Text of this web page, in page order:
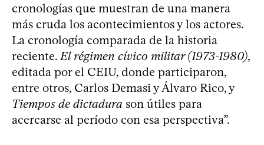
cronologías que muestran de una manera
más cruda los acontecimientos y los actores.
La cronología comparada de la historia
reciente. El régimen cívico militar (1973-1980),
editada por el CEIU, donde participaron,
entre otros, Carlos Demasi y Álvaro Rico, y
Tiempos de dictadura son útiles para
acercarse al período con esa perspectiva”.